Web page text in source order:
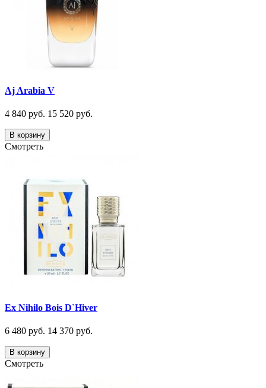
Aj Arabia V
4 840 руб. 15 520 руб.
В корзину
Смотреть
Ex Nihilo Bois D`Hiver
6 480 руб. 14 370 руб.
В корзину
Смотреть